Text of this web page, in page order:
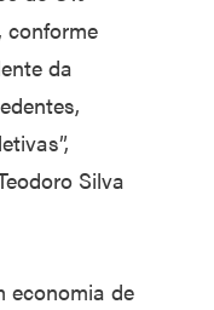
conforme
da
Silva
economia de